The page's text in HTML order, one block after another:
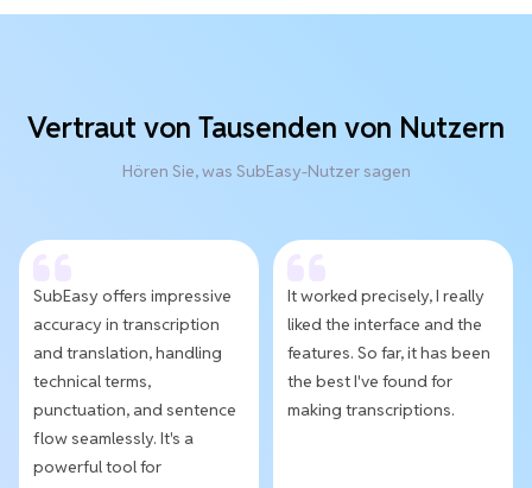
Vertraut von Tausenden von Nutzern
Hören Sie, was SubEasy-Nutzer sagen
SubEasy offers impressive
accuracy in transcription
and translation, handling
technical terms,
punctuation, and sentence
flow seamlessly. It's a
powerful tool for
It worked precisely, I really
liked the interface and the
features. So far, it has been
the best I've found for
making transcriptions.